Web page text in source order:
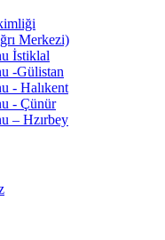
Merkezi)
İstiklal
-Gülistan
- Halıkent
- Çünür
– Hzırbey